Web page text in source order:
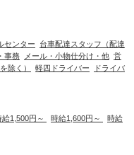
センター
台車配達スタッフ（配達
事務 メール・小物仕分け・他 営
除く） 軽四ドライバー
ドライバ
給1,500円～ 時給1,600円～
時給